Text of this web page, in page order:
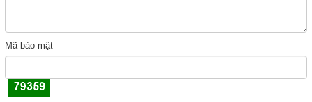
Mã bảo mật